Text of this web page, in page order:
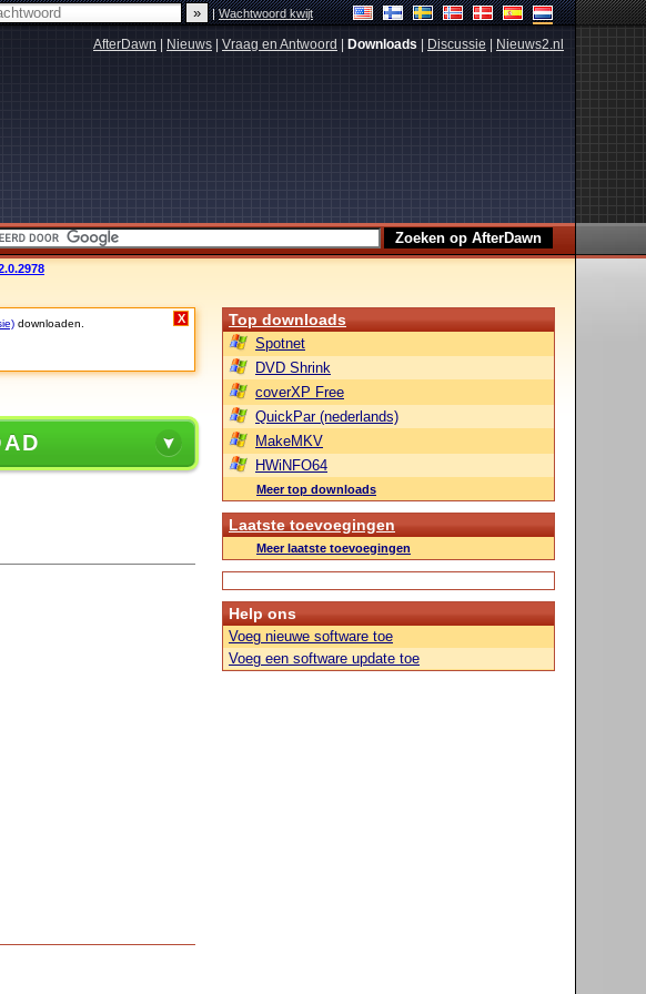
|Wachtwoord kwijt
AfterDawn Nieuws Vraag en Antwoord Downloads Discussie Nieuws2.nl
downloaden. X Top downloads
Spotnet
DVD Shrink
coverXP Free
QuickPar (nederlands)
MakeMKV
HWiNFO64
Meer top downloads
Laatste toevoegingen
Meer laatste toevoegingen
Help ons
Voeg nieuwe software toe
Voeg een software update toe